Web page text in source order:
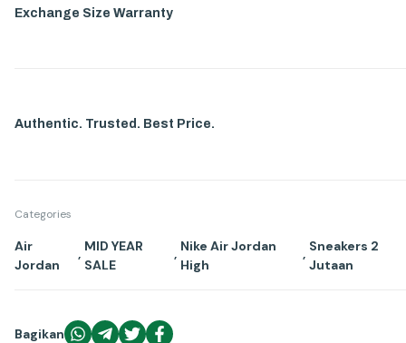
Exchange Size Warranty
Authentic. Trusted. Best Price.
Categories
Air
Jordan
, MID YEAR
SALE
, Nike Air Jordan
High
, Sneakers 2
Jutaan
Bagikan